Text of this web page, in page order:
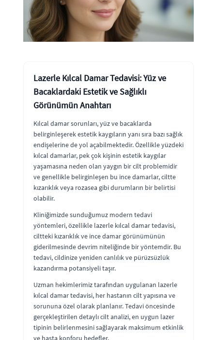
Lazerle Kılcal Damar Tedavisi: Yüz ve
Bacaklardaki Estetik ve Sağlıklı
Görünümün Anahtarı
Kılcal damar sorunları, yüz ve bacaklarda
belirginleşerek estetik kaygıların yanı sıra bazı sağlık
endişelerine de yol açabilmektedir. Özellikle yüzdeki
kılcal damarlar, pek çok kişinin estetik kaygılar
yaşamasına neden olan yaygın bir cilt problemidir
ve genellikle belirginleşen bu ince damarlar, ciltte
kızarıklık veya rozasea gibi durumların bir belirtisi
olabilir.
Kliniğimizde sunduğumuz modern tedavi
yöntemleri, özellikle lazerle kılcal damar tedavisi,
ciltteki kızarıklık ve ince damar görünümünün
giderilmesinde devrim niteliğinde bir yöntemdir. Bu
tedavi, cildinize yeniden canlılık ve pürüzsüzlük
kazandırma potansiyeli taşır.
Uzman hekimlerimiz tarafından uygulanan lazerle
kılcal damar tedavisi, her hastanın cilt yapısına ve
sorununa özel olarak planlanır. Tedavi öncesinde
gerçekleştirilen detaylı cilt analizi, en uygun lazer
tipinin belirlenmesini sağlayarak maksimum etkinlik